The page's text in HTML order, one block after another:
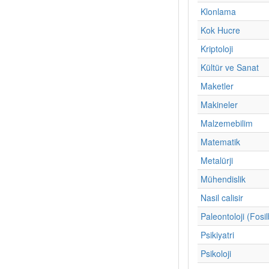
Klonlama
Kok Hucre
Kriptoloji
Kültür ve Sanat
Maketler
Makineler
Malzemebilim
Matematik
Metalürji
Mühendislik
Nasil calisir
Paleontoloji
Psikiyatri
Psikoloji